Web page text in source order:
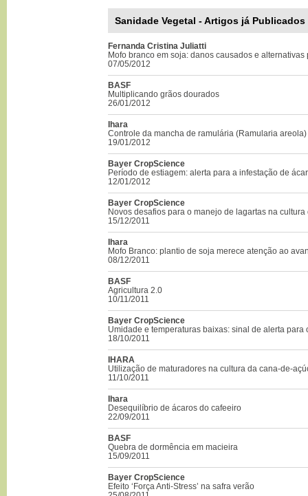
Sanidade Vegetal - Artigos já Publicados
Fernanda Cristina Juliatti
Mofo branco em soja: danos causados e
07/05/2012
BASF
Multiplicando grãos dourados
26/01/2012
Ihara
Controle da mancha de ramulária (Ramularia
19/01/2012
Bayer CropScience
Período de estiagem: alerta para a infestação de
12/01/2012
Bayer CropScience
Novos desafios para o manejo de lagartas na cultura
15/12/2011
Ihara
Mofo Branco: plantio de soja merece atenção ao
08/12/2011
BASF
Agricultura 2.0
10/11/2011
Bayer CropScience
Umidade e temperaturas baixas: sinal de alerta para
18/10/2011
IHARA
Utilização de maturadores na cultura da cana-de-
11/10/2011
Ihara
Desequilíbrio de ácaros do cafeeiro
22/09/2011
BASF
Quebra de dormência em macieira
15/09/2011
Bayer CropScience
Efeito ‘Força Anti-Stress’ na safra verão